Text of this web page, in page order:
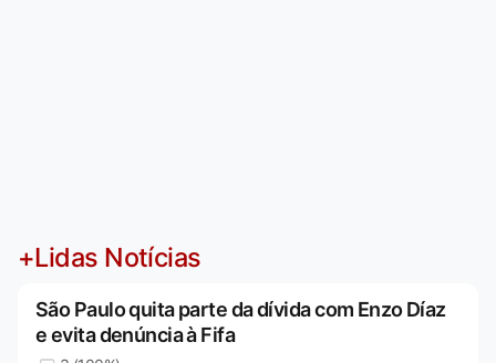
+Lidas Notícias
São Paulo quita parte da dívida com Enzo Díaz
e evita denúncia à Fifa